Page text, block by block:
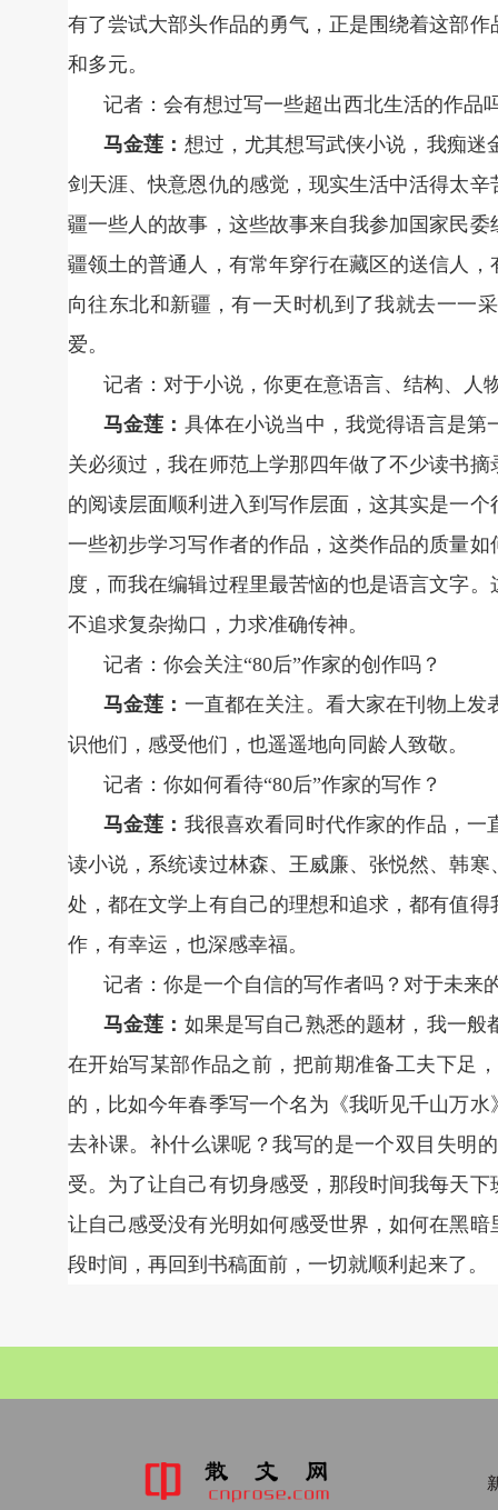
有了尝试大部头作品的勇气，正是围绕着这部
和多元。
记者：会有想过写一些超出西北生活的作品
马金莲： 想过，尤其想写武侠小说，我痴
剑天涯、快意恩仇的感觉，现实生活中活得太
疆一些人的故事，这些故事来自我参加国家民
疆领土的普通人，有常年穿行在藏区的送信人
向往东北和新疆，有一天时机到了我就去一一
爱。
记者：对于小说，你更在意语言、结构、人
马金莲： 具体在小说当中，我觉得语言是
关必须过，我在师范上学那四年做了不少读书
的阅读层面顺利进入到写作层面，这其实是一
一些初步学习写作者的作品，这类作品的质量
度，而我在编辑过程里最苦恼的也是语言文字
不追求复杂拗口，力求准确传神。
记者：你会关注“80后”作家的创作吗？
马金莲： 一直都在关注。看大家在刊物上
识他们，感受他们，也遥遥地向同龄人致敬。
记者：你如何看待“80后”作家的写作？
马金莲： 我很喜欢看同时代作家的作品，
读小说，系统读过林森、王威廉、张悦然、韩
处，都在文学上有自己的理想和追求，都有值
作，有幸运，也深感幸福。
记者：你是一个自信的写作者吗？对于未来
马金莲： 如果是写自己熟悉的题材，我一
在开始写某部作品之前，把前期准备工夫下足
的，比如今年春季写一个名为《我听见千山万
去补课。补什么课呢？我写的是一个双目失明
受。为了让自己有切身感受，那段时间我每天
让自己感受没有光明如何感受世界，如何在黑
段时间，再回到书稿面前，一切就顺利起来了。